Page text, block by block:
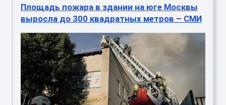
Площадь пожара в здании на юге Москвы
выросла до 300 квадратных метров – СМИ